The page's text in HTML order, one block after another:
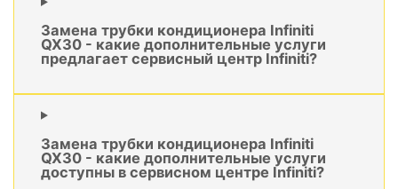
Замена трубки кондиционера Infiniti
QX30 - какие дополнительные услуги
предлагает сервисный центр Infiniti?
Замена трубки кондиционера Infiniti
QX30 - какие дополнительные услуги
доступны в сервисном центре Infiniti?